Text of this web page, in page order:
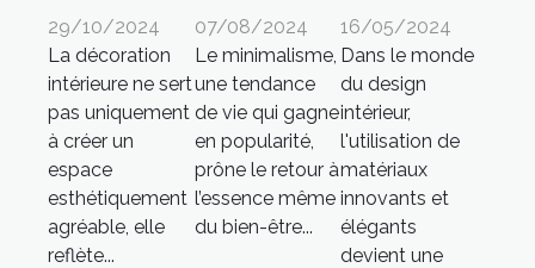
29/10/2024
La décoration
intérieure ne sert
pas uniquement
à créer un
espace
esthétiquement
agréable, elle
reflète...
07/08/2024
Le minimalisme,
une tendance
de vie qui gagne
en popularité,
prône le retour à
l’essence même
du bien-être...
16/05/2024
Dans le monde
du design
intérieur,
l'utilisation de
matériaux
innovants et
élégants
devient une